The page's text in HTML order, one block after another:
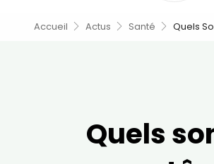
Accueil Actus Santé Quels
Quels